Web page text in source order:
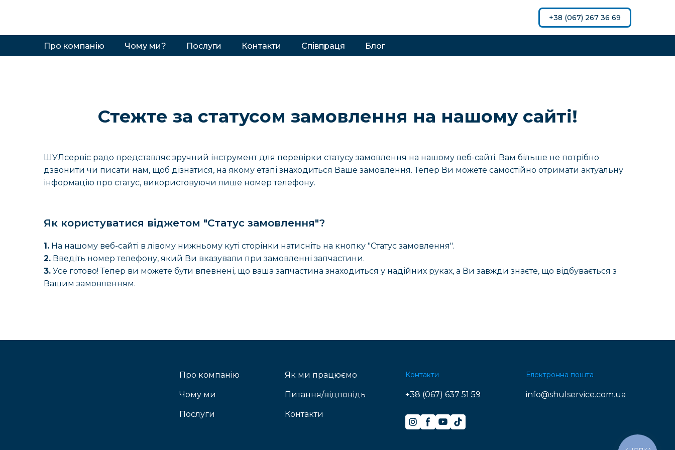
+38 (067) 267 36 69
Про компанію Чому ми? Послуги Контакти Співпраця Блог
Стежте за статусом замовлення на нашому сайті!
ШУЛсервіс радо представляє зручний інструмент для перевірки статусу замовлення на нашому веб-сайті. Вам більше не потрібно
дзвонити чи писати нам, щоб дізнатися, на якому етапі знаходиться Ваше замовлення. Тепер Ви можете самостійно отримати актуальну
інформацію про статус, використовуючи лише номер телефону.
Як користуватися віджетом "Статус замовлення"?
1. На нашому веб-сайті в лівому нижньому куті сторінки натисніть на кнопку "Статус замовлення".
2. Введіть номер телефону, який Ви вказували при замовленні запчастини.
3. Усе готово! Тепер ви можете бути впевнені, що ваша запчастина знаходиться у надійних руках, а Ви завжди знаєте, що відбувається з
Вашим замовленням.
Про компанію
Чому ми
Послуги
Як ми працюємо
Питання/відповідь
Контакти
Контакти
+38 (067) 637 51 59
Електронна пошта
info@shulservice.com.ua